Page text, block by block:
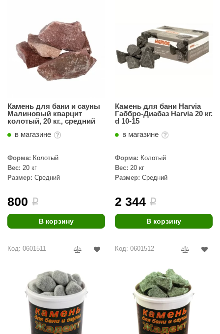
Термо
печи
тепла
камень
камень
Камень для бани и сауны
Малиновый кварцит
колотый, 20 кг., средний
в магазине
Форма: Колотый
Вес: 20 кг
Размер: Средний
800 i
В корзину
Камень для бани Harvia
Габбро-Диабаз Harvia 20 кг.
d 10-15
в магазине
Форма: Колотый
Вес: 20 кг
Размер: Средний
2 344 i
В корзину
Код: 0601511 Код: 0601512